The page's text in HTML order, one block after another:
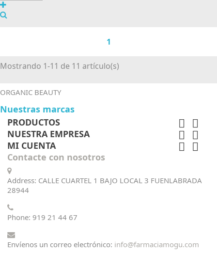
1
Mostrando 1-11 de 11 artículo(s)
ORGANIC BEAUTY
Nuestras marcas
PRODUCTOS
 
NUESTRA EMPRESA  
MI CUENTA  
Contacte con nosotros
Address: CALLE CUARTEL 1 BAJO LOCAL 3 FUENLABRADA
28944
Phone: 919 21 44 67
Envíenos un correo electrónico: info@farmaciamogu.com